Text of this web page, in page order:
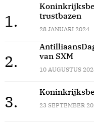
1.
trustbazen
28 JANUARI 2024
2.
van SXM
10 AUGUSTUS
3. 23 SEPTEMBER